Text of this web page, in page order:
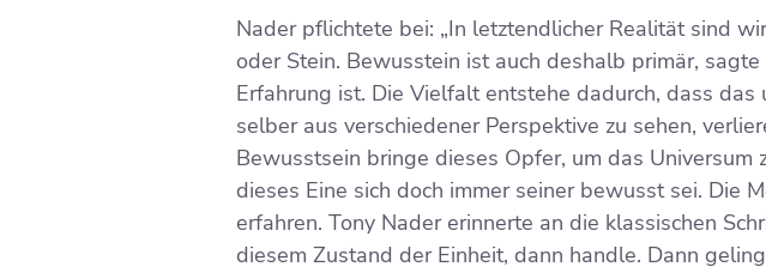
Nader pflichtete bei: „In letztendlicher Realität sind
oder Stein. Bewusstein ist auch deshalb primär,
Erfahrung ist. Die Vielfalt entstehe dadurch, dass
selber aus verschiedener Perspektive zu sehen,
Bewusstsein bringe dieses Opfer, um das
dieses Eine sich doch immer seiner bewusst sei. Die
erfahren. Tony Nader erinnerte an die klassischen
diesem Zustand der Einheit, dann handle. Dann